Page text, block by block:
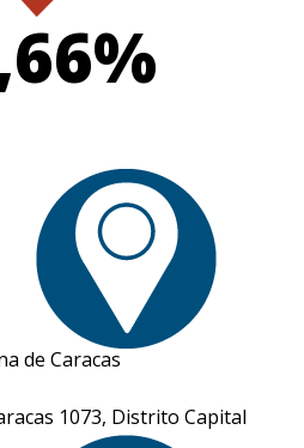
de Caracas
1073, Distrito Capital